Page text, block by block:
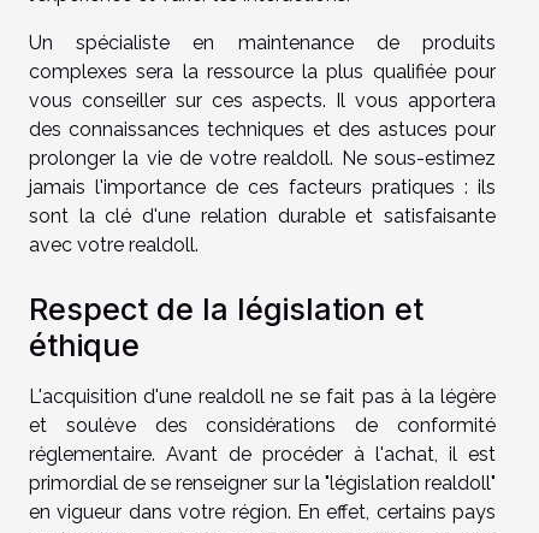
Un spécialiste en maintenance de produits
complexes sera la ressource la plus qualifiée pour
vous conseiller sur ces aspects. Il vous apportera
des connaissances techniques et des astuces pour
prolonger la vie de votre realdoll. Ne sous-estimez
jamais l'importance de ces facteurs pratiques : ils
sont la clé d'une relation durable et satisfaisante
avec votre realdoll.
Respect de la législation et
éthique
L'acquisition d'une realdoll ne se fait pas à la légère
et soulève des considérations de conformité
réglementaire. Avant de procéder à l'achat, il est
primordial de se renseigner sur la "législation realdoll"
en vigueur dans votre région. En effet, certains pays